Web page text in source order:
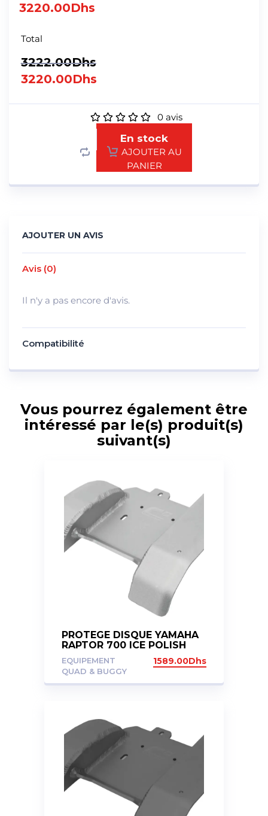
3220.00Dhs
Total
3222.00Dhs
3220.00Dhs
0avis
En stock
AJOUTER AU
PANIER
AJOUTER UN AVIS
Avis (0)
Il n'y a pas encore d'avis.
Compatibilité
Vous pourrez également être
intéressé par le(s) produit(s)
suivant(s)
PROTEGE DISQUE YAMAHA
RAPTOR 700 ICE POLISH
EQUIPEMENT
QUAD & BUGGY
1589.00Dhs